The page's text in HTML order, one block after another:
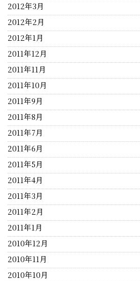
2012年3月
2012年2月
2012年1月
2011年12月
2011年11月
2011年10月
2011年9月
2011年8月
2011年7月
2011年6月
2011年5月
2011年4月
2011年3月
2011年2月
2011年1月
2010年12月
2010年11月
2010年10月